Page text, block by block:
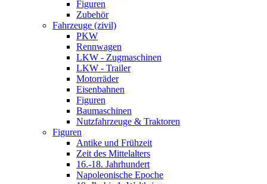
Figuren
Zubehör
Fahrzeuge (zivil)
PKW
Rennwagen
LKW - Zugmaschinen
LKW - Trailer
Motorräder
Eisenbahnen
Figuren
Baumaschinen
Nutzfahrzeuge & Traktoren
Figuren
Antike und Frühzeit
Zeit des Mittelalters
16.-18. Jahrhundert
Napoleonische Epoche